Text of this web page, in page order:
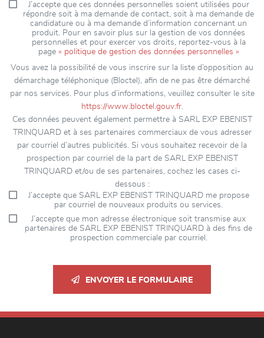
J’accepte que ces données personnelles soient utilisées pour
répondre soit à ma demande de contact, soit à ma demande de
candidature ou à ma demande d’information concernant un
produit. Pour en savoir plus sur la gestion de vos données
personnelles et pour exercer vos droits, reportez-vous à la
page « politique de gestion des données personnelles »
Vous avez la possibilité de vous inscrire sur la liste d’opposition au
démarchage téléphonique (Bloctel), afin de ne pas être démarché
par nos services. Pour plus d’informations, veuillez consulter le site
https://www.bloctel.gouv.fr.
Ces données peuvent également permettre à SARL EXP EBENIST
TRINQUARD et à ses partenaires commerciaux de vous adresser
par courriel d’autres publicités. Si vous souhaitez recevoir de la
prospection par courriel de la part de SARL EXP EBENIST
TRINQUARD et/ou de ses partenaires, cochez les cases ci-
dessous :
J’accepte que SARL EXP EBENIST TRINQUARD me propose
par courriel de nouveaux produits ou services.
J’accepte que mon adresse électronique soit transmise aux
partenaires de SARL EXP EBENIST TRINQUARD à des fins de
prospection commerciale par courriel.
ENVOYER LE FORMULAIRE